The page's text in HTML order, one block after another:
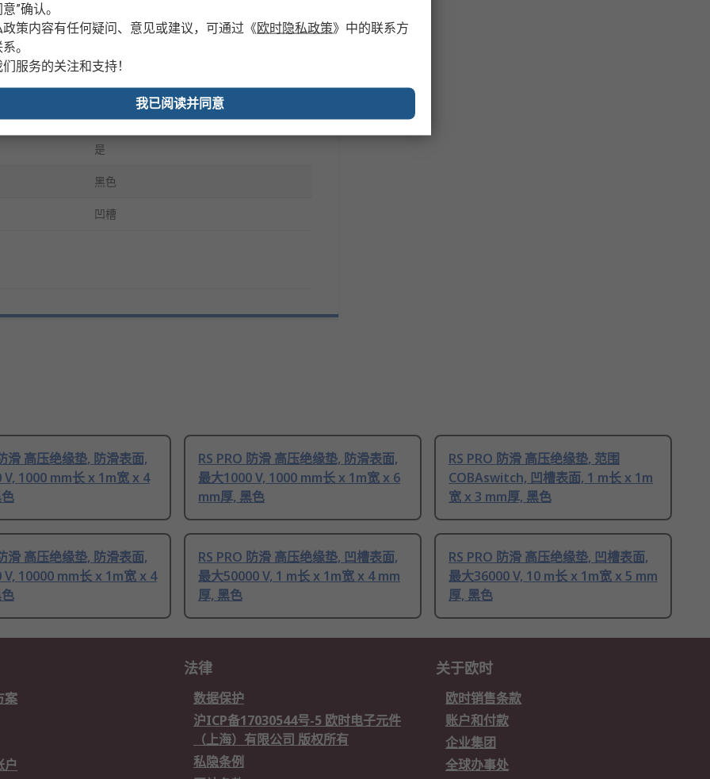
1000V
IEC 61111:2009
乙烯丙烯二烯单体橡胶
是
黑色
凹槽
滑 高压绝缘垫, 防滑表面,
V, 1000 mm长 x 1m宽 x 4
RS PRO 防滑 高压绝缘垫, 防滑表面,
最大1000 V, 1000 mm长 x 1m宽 x 6
mm厚, 黑色
RS PRO 防滑 高压绝缘垫, 范围
COBAswitch, 凹槽表面, 1 m长 x 1m
宽 x 3 mm厚, 黑色
滑 高压绝缘垫, 防滑表面,
V, 10000 mm长 x 1m宽 x 4
RS PRO 防滑 高压绝缘垫, 凹槽表面,
最大50000 V, 1 m长 x 1m宽 x 4 mm
厚, 黑色
RS PRO 防滑 高压绝缘垫, 凹槽表面,
最大36000 V, 10 m长 x 1m宽 x 5 mm
厚, 黑色
案
户
法律
数据保护
沪ICP备17030544号-5 欧时电子元件
（上海）有限公司 版权所有
私隐条例
关于欧时
欧时销售条款
账户和付款
企业集团
全球办事处
”确认。
策内容有任何疑问、意见或建议，可通过 《欧时隐私政策》 中的联系方
。
服务的关注和支持！
我已阅读并同意